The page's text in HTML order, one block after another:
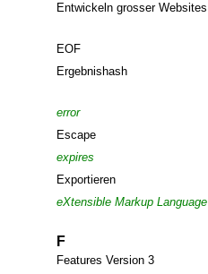
Entwickeln grosser Websites
EOF
Ergebnishash
error
Escape
expires
Exportieren
eXtensible Markup Language
F
Features Version 3